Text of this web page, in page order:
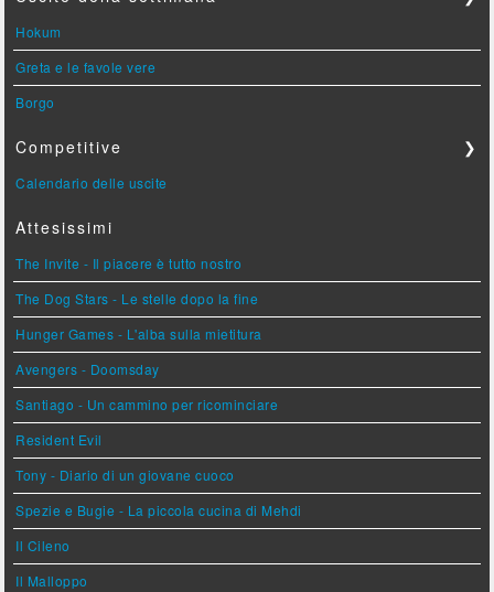
Hokum
Greta e le favole vere
Borgo
Competitive ❯
Calendario delle uscite
Attesissimi
The Invite - Il piacere è tutto nostro
The Dog Stars - Le stelle dopo la fine
Hunger Games - L'alba sulla mietitura
Avengers - Doomsday
Santiago - Un cammino per ricominciare
Resident Evil
Tony - Diario di un giovane cuoco
Spezie e Bugie - La piccola cucina di Mehdi
Il Cileno
Il Malloppo